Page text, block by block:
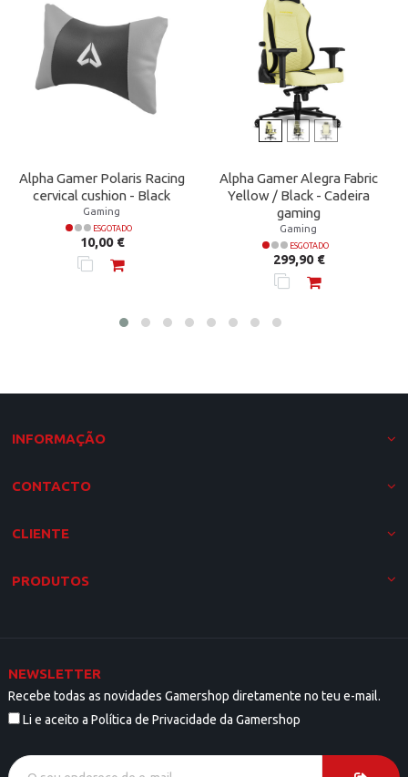
Alpha Gamer Polaris Racing
cervical cushion - Black
Gaming
ESGOTADO
Preço
10,00 €
Alpha Gamer Alegra Fabric
Yellow / Black - Cadeira
gaming
Gaming
ESGOTADO
Preço
299,90 €
INFORMAÇÃO
CONTACTO
CLIENTE
PRODUTOS
NEWSLETTER
Recebe todas as novidades Gamershop diretamente no teu e-mail.
Li e aceito a Política de Privacidade da Gamershop